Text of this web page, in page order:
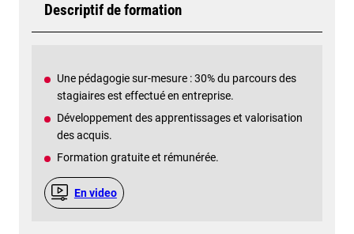
Descriptif de formation
Une pédagogie sur-mesure : 30% du parcours des
stagiaires est effectué en entreprise.
Développement des apprentissages et valorisation
des acquis.
Formation gratuite et rémunérée.
En video